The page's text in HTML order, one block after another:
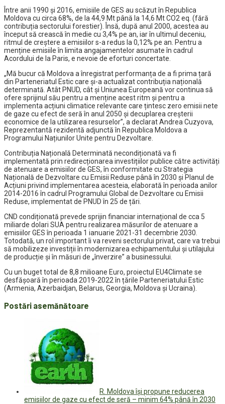
Între anii 1990 și 2016, emisiile de GES au scăzut în Republica
Moldova cu circa 68%, de la 44,9 Mt până la 14,6 Mt CO2 eq. (fără
contribuția sectorului forestier). Însă, după anul 2000, acestea au
început să crească în medie cu 3,4% pe an, iar în ultimul deceniu,
ritmul de creștere a emisiilor s-a redus la 0,12% pe an. Pentru a
menține emisiile în limita angajamentelor asumate în cadrul
Acordului de la Paris, e nevoie de eforturi concertate.
„Mă bucur că Moldova a înregistrat performanța de a fi prima țară
din Parteneriatul Estic care și-a actualizat contribuția națională
determinată. Atât PNUD, cât și Uniunea Europeană vor continua să
ofere sprijinul său pentru a menține acest ritm și pentru a
implementa acțiuni climatice relevante care țintesc zero emisii nete
de gaze cu efect de seră în anul 2050 și decuplarea creșterii
economice de la utilizarea resurselor”, a declarat Andrea Cuzyova,
Reprezentantă rezidentă adjunctă în Republica Moldova a
Programului Națiunilor Unite pentru Dezvoltare.
Contribuția Națională Determinată necondiționată va fi
implementată prin redirecționarea investițiilor publice către activități
de atenuare a emisiilor de GES, în conformitate cu Strategia
Națională de Dezvoltare cu Emisii Reduse până în 2030 și Planul de
Acțiuni privind implementarea acesteia, elaborată în perioada anilor
2014-2016 în cadrul Programului Global de Dezvoltare cu Emisii
Reduse, implementat de PNUD în 25 de țări.
CND condiționată prevede sprijin financiar internațional de cca 5
miliarde dolari SUA pentru realizarea măsurilor de atenuare a
emisiilor GES în perioada 1 ianuarie 2021-31 decembrie 2030.
Totodată, un rol important îi va reveni sectorului privat, care va trebui
să mobilizeze investiții în modernizarea echipamentului și utilajului
de producție și în măsuri de „înverzire” a businessului.
Cu un buget total de 8,8 milioane Euro, proiectul EU4Climate se
desfășoară în perioada 2019-2022 în țările Parteneriatului Estic
(Armenia, Azerbaidjan, Belarus, Georgia, Moldova și Ucraina).
Postări asemănătoare
R. Moldova își propune reducerea
emisiilor de gaze cu efect de seră – minim 64% până în 2030